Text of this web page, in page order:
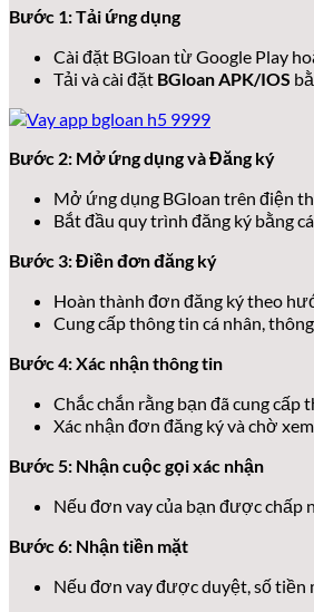
Bước 1: Tải ứng dụng
Cài đặt BGloan từ Google Play
Tải và cài đặt BGloan APK/IOS
Bước 2: Mở ứng dụng và Đăng ký
Mở ứng dụng BGloan trên điện
Bắt đầu quy trình đăng ký bằng
Bước 3: Điền đơn đăng ký
Hoàn thành đơn đăng ký theo
Cung cấp thông tin cá nhân,
Bước 4: Xác nhận thông tin
Chắc chắn rằng bạn đã cung cấp
Xác nhận đơn đăng ký và chờ
Bước 5: Nhận cuộc gọi xác nhận
Nếu đơn vay của bạn được chấp
Bước 6: Nhận tiền mặt
Nếu đơn vay được duyệt, số tiền